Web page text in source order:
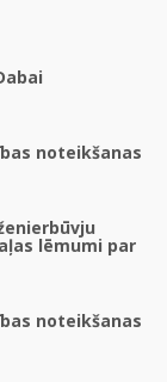
noteikšanas
lēmumi par
noteikšanas